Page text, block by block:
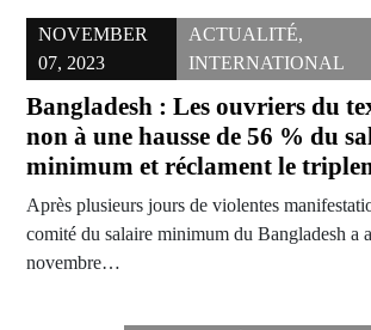
NOVEMBER
07, 2023
ACTUALITÉ,
INTERNATIONAL
Bangladesh : Les ouvriers du
non à une hausse de 56 % du
minimum et réclament le
Après plusieurs jours de violentes
comité du salaire minimum du Bangladesh a
novembre…